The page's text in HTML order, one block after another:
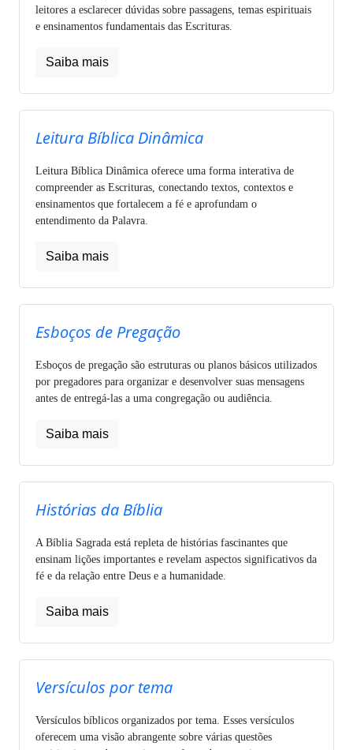
leitores a esclarecer dúvidas sobre passagens, temas espirituais
e ensinamentos fundamentais das Escrituras.
Saiba mais
Leitura Bíblica Dinâmica
Leitura Bíblica Dinâmica oferece uma forma interativa de
compreender as Escrituras, conectando textos, contextos e
ensinamentos que fortalecem a fé e aprofundam o
entendimento da Palavra.
Saiba mais
Esboços de Pregação
Esboços de pregação são estruturas ou planos básicos utilizados
por pregadores para organizar e desenvolver suas mensagens
antes de entregá-las a uma congregação ou audiência.
Saiba mais
Histórias da Bíblia
A Bíblia Sagrada está repleta de histórias fascinantes que
ensinam lições importantes e revelam aspectos significativos da
fé e da relação entre Deus e a humanidade.
Saiba mais
Versículos por tema
Versículos bíblicos organizados por tema. Esses versículos
oferecem uma visão abrangente sobre várias questões